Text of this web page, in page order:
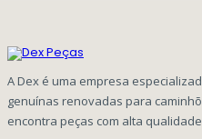
A Dex é uma empresa
genuínas renovadas para
encontra peças com alta